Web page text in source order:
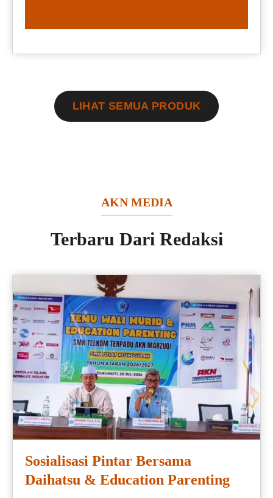
LIHAT SEMUA PRODUK
AKN MEDIA
Terbaru Dari Redaksi
Sosialisasi Pintar Bersama
Daihatsu & Education Parenting